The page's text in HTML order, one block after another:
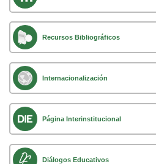
Recursos Bibliográficos
Internacionalización
Página Interinstitucional
Diálogos Educativos